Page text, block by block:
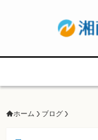
ホーム ブログ